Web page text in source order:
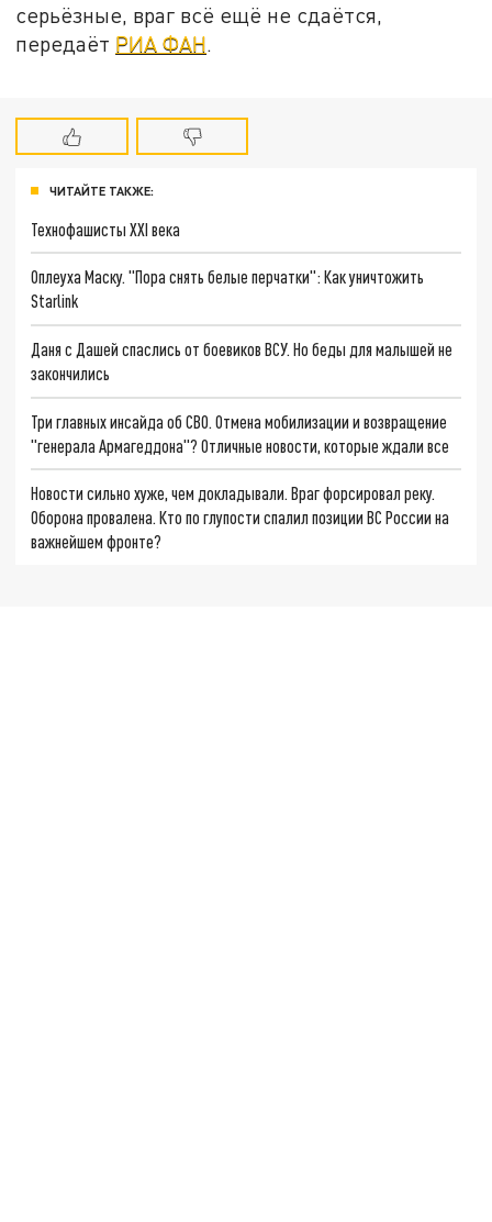
серьёзные, враг всё ещё не сдаётся,
передаёт РИА ФАН.
ЧИТАЙТЕ ТАКЖЕ:
Технофашисты XXI века
Оплеуха Маску. "Пора снять белые перчатки": Как уничтожить
Starlink
Даня с Дашей спаслись от боевиков ВСУ. Но беды для малышей не
закончились
Три главных инсайда об СВО. Отмена мобилизации и возвращение
"генерала Армагеддона"? Отличные новости, которые ждали все
Новости сильно хуже, чем докладывали. Враг форсировал реку.
Оборона провалена. Кто по глупости спалил позиции ВС России на
важнейшем фронте?